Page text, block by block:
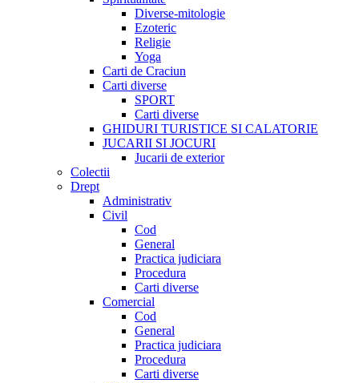
Diverse-mitologie
Ezoteric
Religie
Yoga
Carti de Craciun
Carti diverse
SPORT
Carti diverse
GHIDURI TURISTICE SI CALATORIE
JUCARII SI JOCURI
Jucarii de exterior
Colectii
Drept
Administrativ
Civil
Cod
General
Practica judiciara
Procedura
Carti diverse
Comercial
Cod
General
Practica judiciara
Procedura
Carti diverse